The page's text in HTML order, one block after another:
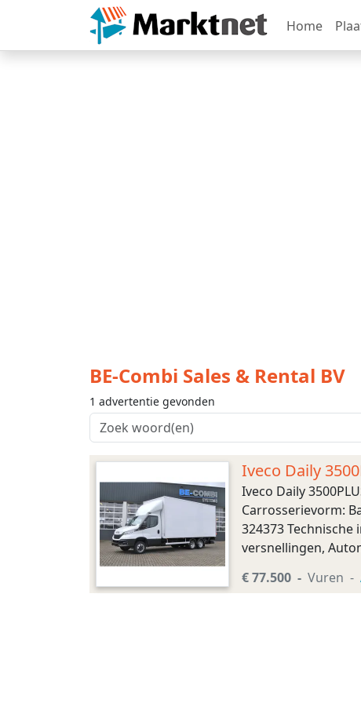
Home
BE-Combi Sales & Rental BV
1 advertentie gevonden
Iveco Daily
Iveco Daily
Carrosserievorm:
324373
versnellingen,
€ 77.500 Vuren